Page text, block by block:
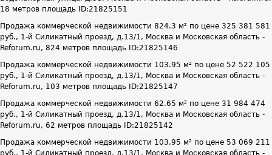
18 метров площадь ID:21825151
Продажа коммерческой недвижимости 824.3 м² по цене 325 381 581
руб., 1-й Силикатный проезд, д.13/1, Москва и Московская область -
Reforum.ru, 824 метров площадь ID:21825146
Продажа коммерческой недвижимости 103.95 м² по цене 52 522 105
руб., 1-й Силикатный проезд, д.13/1, Москва и Московская область -
Reforum.ru, 103 метров площадь ID:21825147
Продажа коммерческой недвижимости 62.65 м² по цене 31 984 474
руб., 1-й Силикатный проезд, д.13/1, Москва и Московская область -
Reforum.ru, 62 метров площадь ID:21825142
Продажа коммерческой недвижимости 103.95 м² по цене 53 069 211
руб., 1-й Силикатный проезд, д.13/1, Москва и Московская область -